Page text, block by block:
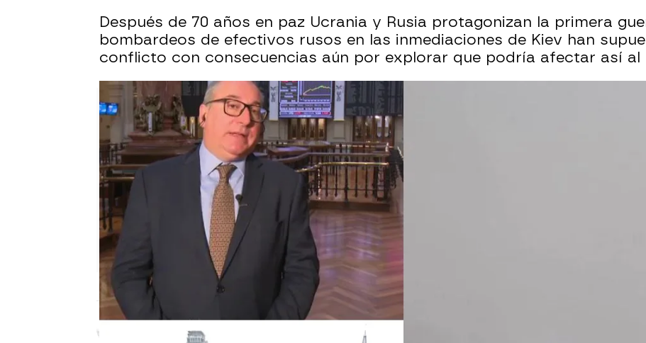
Después de 70 años en paz Ucrania y Rusia protagonizan la primera
bombardeos de efectivos rusos en las inmediaciones de Kiev han
conflicto con consecuencias aún por explorar que podría afectar así al
Laura Simón